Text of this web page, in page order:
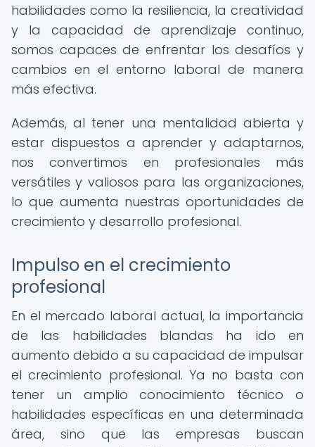
habilidades como la resiliencia, la creatividad
y la capacidad de aprendizaje continuo,
somos capaces de enfrentar los desafíos y
cambios en el entorno laboral de manera
más efectiva.
Además, al tener una mentalidad abierta y
estar dispuestos a aprender y adaptarnos,
nos convertimos en profesionales más
versátiles y valiosos para las organizaciones,
lo que aumenta nuestras oportunidades de
crecimiento y desarrollo profesional.
Impulso en el crecimiento
profesional
En el mercado laboral actual, la importancia
de las habilidades blandas ha ido en
aumento debido a su capacidad de impulsar
el crecimiento profesional. Ya no basta con
tener un amplio conocimiento técnico o
habilidades específicas en una determinada
área, sino que las empresas buscan